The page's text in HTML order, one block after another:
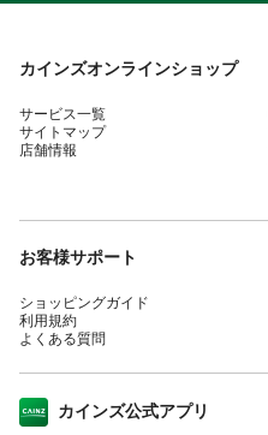
カインズオンラインショップ
サービス一覧
サイトマップ
店舗情報
お客様サポート
ショッピングガイド
利用規約
よくある質問
カインズ公式アプリ